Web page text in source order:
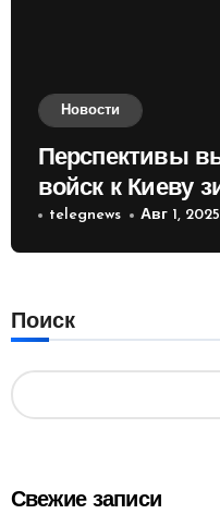
Новости
Перспективы
войск к Киеву
России
telegnews Авг 1, 2025
Поиск
Свежие записи